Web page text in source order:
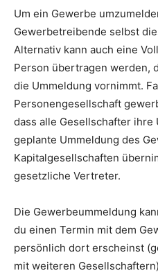
Um ein Gewerbe
Gewerbetreibende selbst
Alternativ kann auch eine
Person übertragen werden,
die Ummeldung vornimmt.
Personengesellschaft
dass alle Gesellschafter
geplante Ummeldung des
Kapitalgesellschaften
gesetzliche Vertreter.
Die Gewerbeummeldung
du einen Termin mit dem
persönlich dort erscheinst
mit weiteren